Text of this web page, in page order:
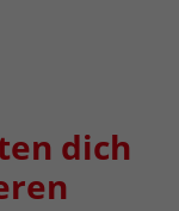
dich